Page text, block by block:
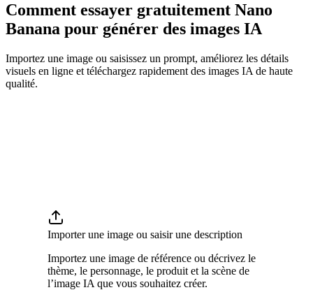
Comment essayer gratuitement Nano
Banana pour générer des images IA
Importez une image ou saisissez un prompt, améliorez les détails
visuels en ligne et téléchargez rapidement des images IA de haute
qualité.
Importer une image ou saisir une description
Importez une image de référence ou décrivez le
thème, le personnage, le produit et la scène de
l’image IA que vous souhaitez créer.